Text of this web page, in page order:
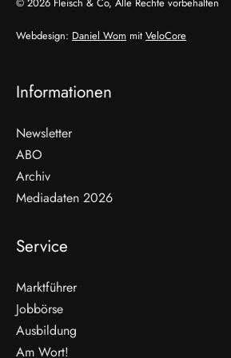
© 2026 Fleisch & Co, Alle Rechte vorbehalten
Webdesign: Daniel Wom mit VeloCore
Informationen
Newsletter
ABO
Archiv
Mediadaten 2026
Service
Marktführer
Jobbörse
Ausbildung
Am Wort!